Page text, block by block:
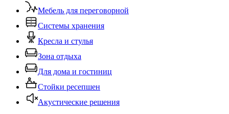
Мебель для переговорной
Системы хранения
Кресла и стулья
Зона отдыха
Для дома и гостиниц
Стойки ресепшен
Акустические решения